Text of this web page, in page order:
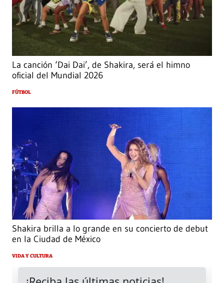
La canción ‘Dai Dai’, de Shakira, será el himno
oficial del Mundial 2026
FÚTBOL
Shakira brilla a lo grande en su concierto de debut
en la Ciudad de México
VIDA Y CULTURA